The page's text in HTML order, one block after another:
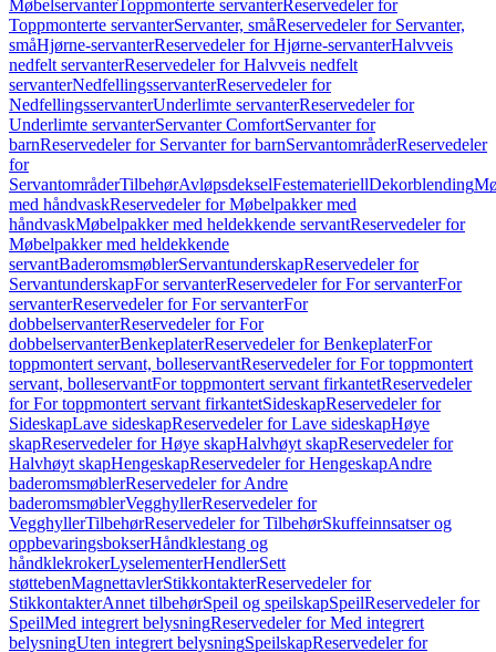
MøbelservanterToppmonterte servanterReservedeler for
Toppmonterte servanterServanter, småReservedeler for Servanter,
småHjørne-servanterReservedeler for Hjørne-servanterHalvveis
nedfelt servanterReservedeler for Halvveis nedfelt
servanterNedfellingsservanterReservedeler for
NedfellingsservanterUnderlimte servanterReservedeler for
Underlimte servanterServanter ComfortServanter for
barnReservedeler for Servanter for barnServantområderReservedeler
for
ServantområderTilbehørAvløpsdekselFestemateriellDekorblending
med håndvaskReservedeler for Møbelpakker med
håndvaskMøbelpakker med heldekkende servantReservedeler for
Møbelpakker med heldekkende
servantBaderomsmøblerServantunderskapReservedeler for
ServantunderskapFor servanterReservedeler for For servanterFor
servanterReservedeler for For servanterFor
dobbelservanterReservedeler for For
dobbelservanterBenkeplaterReservedeler for BenkeplaterFor
toppmontert servant, bolleservantReservedeler for For toppmontert
servant, bolleservantFor toppmontert servant firkantetReservedeler
for For toppmontert servant firkantetSideskapReservedeler for
SideskapLave sideskapReservedeler for Lave sideskapHøye
skapReservedeler for Høye skapHalvhøyt skapReservedeler for
Halvhøyt skapHengeskapReservedeler for HengeskapAndre
baderomsmøblerReservedeler for Andre
baderomsmøblerVegghyllerReservedeler for
VegghyllerTilbehørReservedeler for TilbehørSkuffeinnsatser og
oppbevaringsbokserHåndklestang og
håndklekrokerLyselementerHendlerSett
støttebenMagnettavlerStikkontakterReservedeler for
StikkontakterAnnet tilbehørSpeil og speilskapSpeilReservedeler for
SpeilMed integrert belysningReservedeler for Med integrert
belysningUten integrert belysningSpeilskapReservedeler for